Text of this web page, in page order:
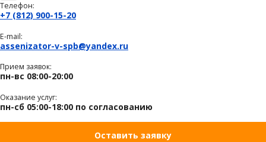
Телефон:
+7 (812) 900-15-20
E-mail:
assenizator-v-spb@yandex.ru
Прием заявок:
пн-вс 08:00-20:00
Оказание услуг:
пн-сб 05:00-18:00 по согласованию
Оставить заявку